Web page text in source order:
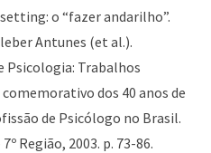
o “fazer andarilho”.
Antunes (et al.).
Psicologia: Trabalhos
dos 40 anos de
de Psicólogo no Brasil.
Região, 2003. p. 73-86.